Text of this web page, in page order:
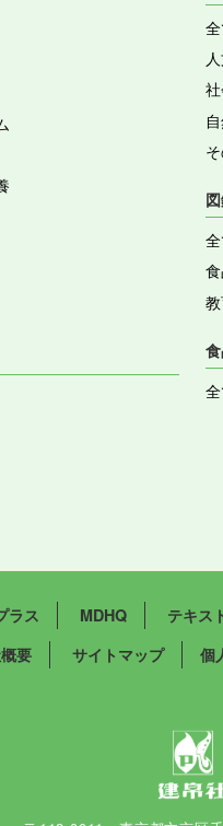
食
ラス MDHQ テキス
要 サイトマップ 個